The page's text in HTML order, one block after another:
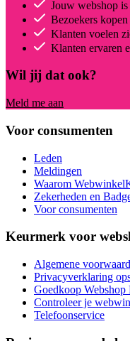
Jouw webshop
Bezoekers
Klanten voelen
Klanten ervaren
Wil jij dat ook?
Meld me aan
Voor consumenten
Leden
Meldingen
Waarom
Zekerheden en
Voor consumenten
Keurmerk voor
Algemene
Privacyverklaring
Goedkoop Webshop
Controleer je
Telefoonservice